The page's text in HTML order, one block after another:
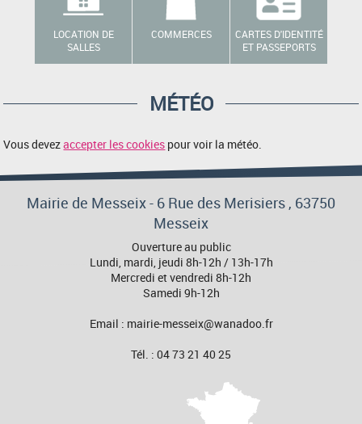
LOCATION DE
SALLES
COMMERCES
CARTES D'IDENTITÉ
ET PASSEPORTS
MÉTÉO
Vous devezaccepter les cookies pour voir la météo.
Mairie de Messeix - 6 Rue des Merisiers , 63750
Messeix
Ouverture au public
Lundi, mardi, jeudi 8h-12h / 13h-17h
Mercredi et vendredi 8h-12h
Samedi 9h-12h
Email : mairie-messeix@wanadoo.fr
Tél. : 04 73 21 40 25